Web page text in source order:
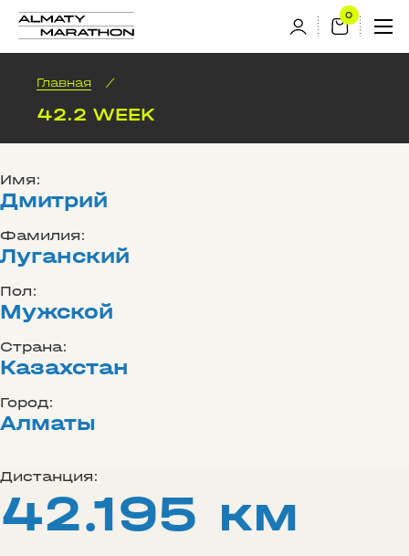
Главная /
42.2 WEEK
Имя:
Дмитрий
Фамилия:
Луганский
Пол:
Мужской
Страна:
Казахстан
Город:
Алматы
Дистанция:
42.195 км